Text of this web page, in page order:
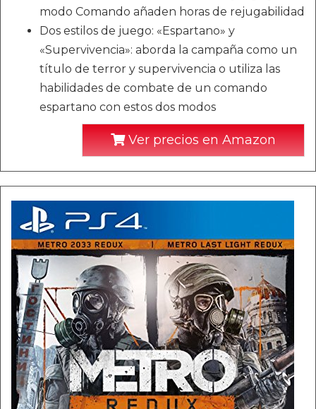
modo Comando añaden horas de rejugabilidad
Dos estilos de juego: «Espartano» y
«Supervivencia»: aborda la campaña como un
título de terror y supervivencia o utiliza las
habilidades de combate de un comando
espartano con estos dos modos
Ver precios en Amazon